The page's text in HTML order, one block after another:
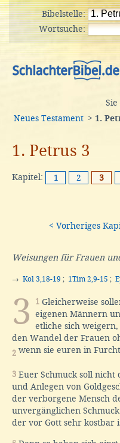
Bibelstelle:
Wortsuche:
Neues Testament > 1.
1. Petrus 3
Kapitel: 1 2 3
< Vorheriges
Weisungen für Frauen
→ Kol 3,18-19 ; 1Tim 2,9-15 ;
3 1 Gleicherweise
eigenen Männern
etliche sich
den Wandel der Frauen
2 wenn sie euren in
3 Euer Schmuck soll
und Anlegen von
der verborgene Mensch
unvergänglichen
der vor Gott sehr kostbar